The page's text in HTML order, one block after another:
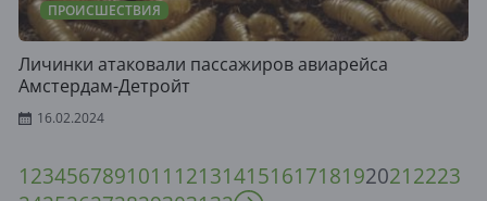
ПРОИСШЕСТВИЯ
Личинки атаковали пассажиров авиарейса
Амстердам-Детройт
16.02.2024
1234567891011 121314151617181920212223